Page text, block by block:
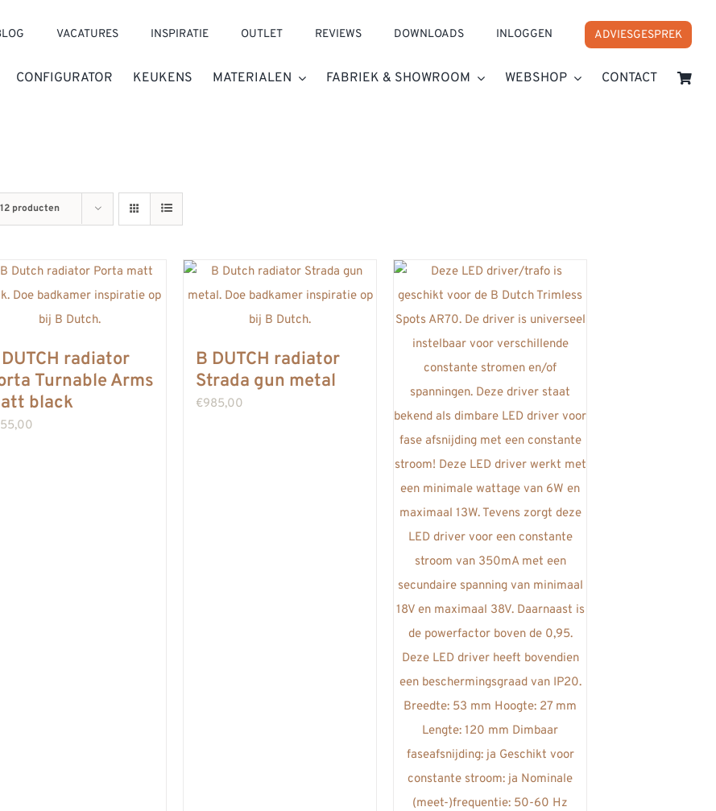
VACATURES INSPIRATIE OUTLET REVIEWS DOWNLOADS INLOGGEN ADVIESGESPREK
CONFIGURATOR KEUKENS MATERIALEN FABRIEK & SHOWROOM WEBSHOP CONTACT
12 producten
radiator
Turnable Arms
black
B DUTCH radiator
Strada gun metal
€985,00